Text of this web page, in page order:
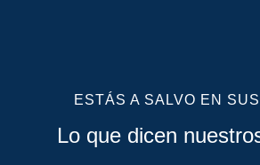
ESTÁS A SALVO EN
Lo que dicen